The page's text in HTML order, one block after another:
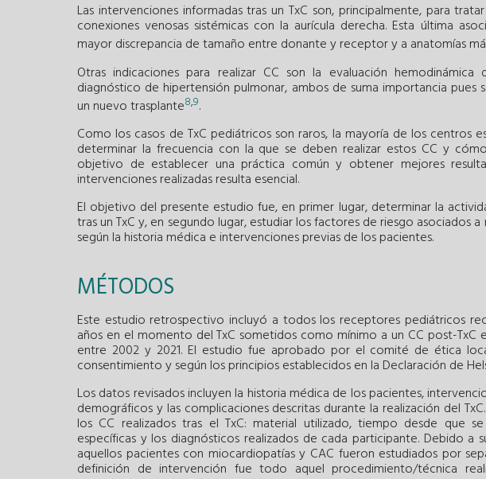
Las intervenciones informadas tras un TxC son, principalmente, para
conexiones venosas sistémicas con la aurícula derecha. Esta última
mayor discrepancia de tamaño entre donante y receptor y a anatomías
Otras indicaciones para realizar CC son la evaluación
diagnóstico de hipertensión pulmonar, ambos de suma importancia pues
un nuevo trasplante8,9.
Como los casos de TxC pediátricos son raros, la mayoría de los centros
determinar la frecuencia con la que se deben realizar estos CC y
objetivo de establecer una práctica común y obtener mejores
intervenciones realizadas resulta esencial.
El objetivo del presente estudio fue, en primer lugar, determinar la
tras un TxC y, en segundo lugar, estudiar los factores de riesgo asociados
según la historia médica e intervenciones previas de los pacientes.
MÉTODOS
Este estudio retrospectivo incluyó a todos los receptores pediátricos
años en el momento del TxC sometidos como mínimo a un CC post-
entre 2002 y 2021. El estudio fue aprobado por el comité de ética
consentimiento y según los principios establecidos en la Declaración de
Los datos revisados incluyen la historia médica de los pacientes,
demográficos y las complicaciones descritas durante la realización del
los CC realizados tras el TxC: material utilizado, tiempo desde que
específicas y los diagnósticos realizados de cada participante. Debido a
aquellos pacientes con miocardiopatías y CAC fueron estudiados por
definición de intervención fue todo aquel procedimiento/técnica